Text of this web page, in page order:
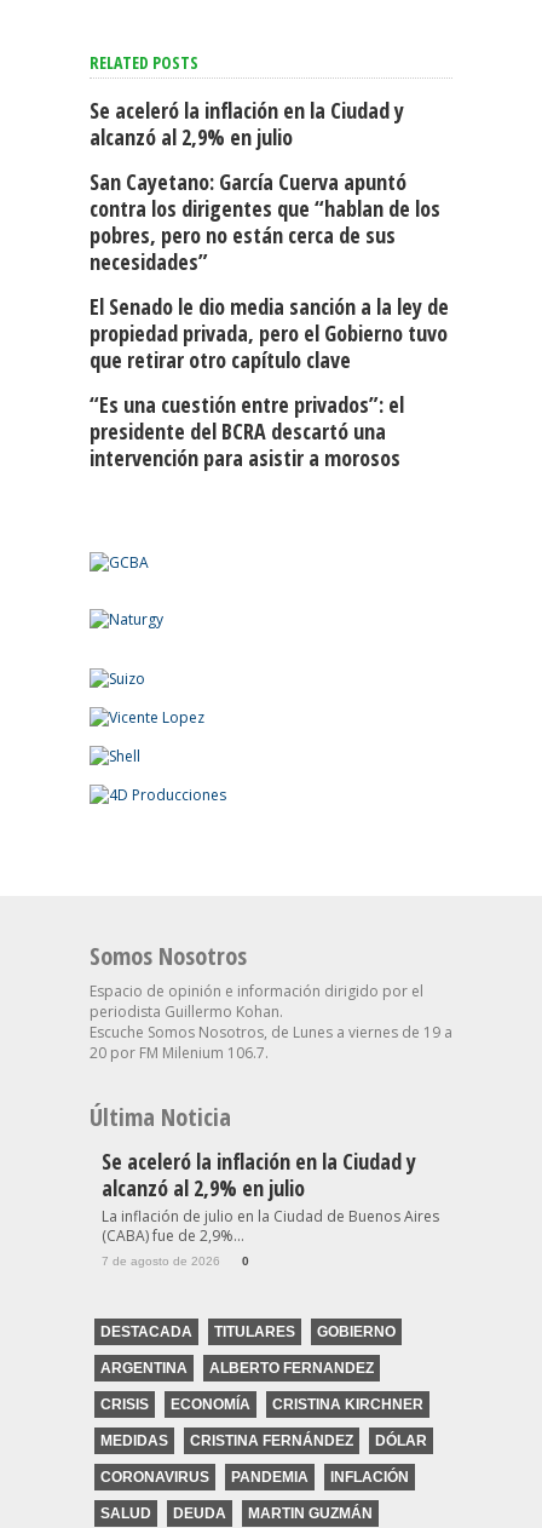
RELATED POSTS
Se aceleró la inflación en la Ciudad y
alcanzó al 2,9% en julio
San Cayetano: García Cuerva apuntó
contra los dirigentes que “hablan de los
pobres, pero no están cerca de sus
necesidades”
El Senado le dio media sanción a la ley de
propiedad privada, pero el Gobierno tuvo
que retirar otro capítulo clave
“Es una cuestión entre privados”: el
presidente del BCRA descartó una
intervención para asistir a morosos
Somos Nosotros
Espacio de opinión e información dirigido por el
periodista Guillermo Kohan.
Escuche Somos Nosotros, de Lunes a viernes de 19 a
20 por FM Milenium 106.7.
Última Noticia
Se aceleró la inflación en la Ciudad y
alcanzó al 2,9% en julio
La inflación de julio en la Ciudad de Buenos Aires
(CABA) fue de 2,9%...
7 de agosto de 2026 0
DESTACADA TITULARES GOBIERNO
ARGENTINA ALBERTO FERNANDEZ
CRISIS ECONOMÍA CRISTINA KIRCHNER
MEDIDAS CRISTINA FERNÁNDEZ DÓLAR
CORONAVIRUS PANDEMIA INFLACIÓN
SALUD DEUDA MARTIN GUZMÁN